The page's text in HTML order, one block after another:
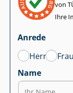
von
Ihre
Anrede
Herr
Frau
Name